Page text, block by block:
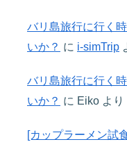
バリ島旅行に行く
いか？ に i-simTrip
バリ島旅行に行く
いか？ に Eiko より
[カップラーメン試